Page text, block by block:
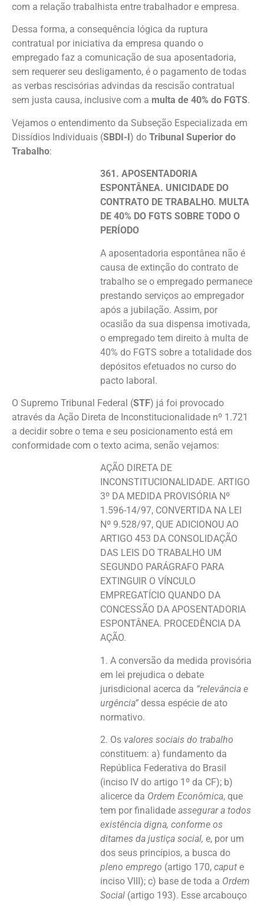
com a relação trabalhista entre trabalhador e empresa.
Dessa forma, a consequência lógica da ruptura
contratual por iniciativa da empresa quando o
empregado faz a comunicação de sua aposentadoria,
sem requerer seu desligamento, é o pagamento de todas
as verbas rescisórias advindas da rescisão contratual
sem justa causa, inclusive com a multa de 40% do FGTS.
Vejamos o entendimento da Subseção Especializada em
Dissídios Individuais (SBDI-I) do Tribunal Superior do
Trabalho:
361. APOSENTADORIA
ESPONTÂNEA. UNICIDADE DO
CONTRATO DE TRABALHO. MULTA
DE 40% DO FGTS SOBRE TODO O
PERÍODO
A aposentadoria espontânea não é
causa de extinção do contrato de
trabalho se o empregado permanece
prestando serviços ao empregador
após a jubilação. Assim, por
ocasião da sua dispensa imotivada,
o empregado tem direito à multa de
40% do FGTS sobre a totalidade dos
depósitos efetuados no curso do
pacto laboral.
O Supremo Tribunal Federal (STF) já foi provocado
através da Ação Direta de Inconstitucionalidade nº 1.721
a decidir sobre o tema e seu posicionamento está em
conformidade com o texto acima, senão vejamos:
AÇÃO DIRETA DE
INCONSTITUCIONALIDADE. ARTIGO
3º DA MEDIDA PROVISÓRIA Nº
1.596-14/97, CONVERTIDA NA LEI
Nº 9.528/97, QUE ADICIONOU AO
ARTIGO 453 DA CONSOLIDAÇÃO
DAS LEIS DO TRABALHO UM
SEGUNDO PARÁGRAFO PARA
EXTINGUIR O VÍNCULO
EMPREGATÍCIO QUANDO DA
CONCESSÃO DA APOSENTADORIA
ESPONTÂNEA. PROCEDÊNCIA DA
AÇÃO.
1. A conversão da medida provisória
em lei prejudica o debate
jurisdicional acerca da “relevância e
urgência” dessa espécie de ato
normativo.
2. Os valores sociais do trabalho
constituem: a) fundamento da
República Federativa do Brasil
(inciso IV do artigo 1º da CF); b)
alicerce da Ordem Econômica, que
tem por finalidade assegurar a todos
existência digna, conforme os
ditames da justiça social, e, por um
dos seus princípios, a busca do
pleno emprego (artigo 170, caput e
inciso VIII); c) base de toda a Ordem
Social (artigo 193). Esse arcabouço